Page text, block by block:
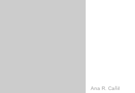
Ana R. Cañil